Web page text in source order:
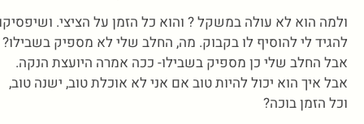
ולמה הוא לא עולה במשקל ? והוא כל הזמן על הציצי.
להגיד לי להוסיף לו בקבוק. מה, החלב שלי לא מספיק בשבילו?
אבל החלב שלי כן מספיק בשבילו- ככה אמרה היועצת הנקה.
אבל איך הוא יכול להיות טוב אם אני לא אוכלת טוב, ישנה טוב,
וכל הזמן בוכה?